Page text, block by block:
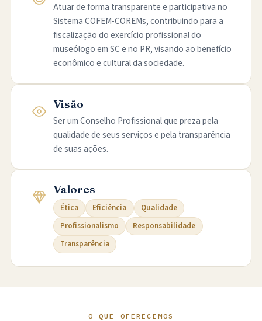
Atuar de forma transparente e participativa no
Sistema COFEM-COREMs, contribuindo para a
fiscalização do exercício profissional do
museólogo em SC e no PR, visando ao benefício
econômico e cultural da sociedade.
Visão
Ser um Conselho Profissional que preza pela
qualidade de seus serviços e pela transparência
de suas ações.
Valores
Ética Eficiência
Qualidade
Profissionalismo
Responsabilidade
Transparência
O QUE OFERECEMOS